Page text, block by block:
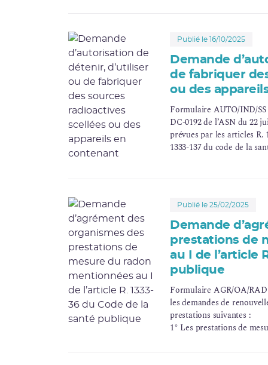
Publié le 16/10/2025
Demande
de fabriquer
ou des
Formulaire AUTO/IND/
DC-0192 de l’ASN du 22
prévues par les articles R.
1333-137 du code de la
Publié le 25/02/2025
Demande
prestations de
au I de l’article
publique
Formulaire AGR/OA/
les demandes de
prestations suivantes :
1° Les prestations de